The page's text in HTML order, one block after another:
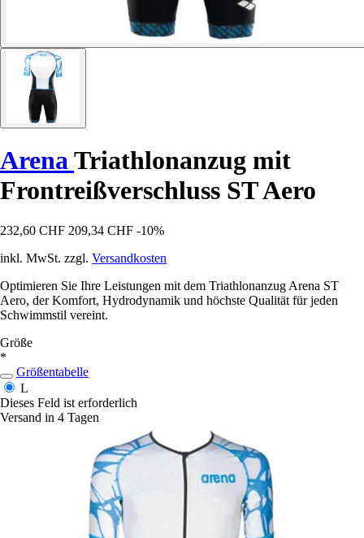
ArenaTriathlonanzug mit
Frontreißverschluss ST Aero
232,60 CHF 209,34 CHF -10%
inkl. MwSt. zzgl. Versandkosten
Optimieren Sie Ihre Leistungen mit dem Triathlonanzug Arena ST
Aero, der Komfort, Hydrodynamik und höchste Qualität für jeden
Schwimmstil vereint.
Größe
*
Größentabelle
L
Dieses Feld ist erforderlich
Versand in 4 Tagen